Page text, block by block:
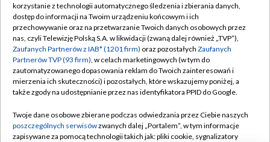
TVP
Abonament TVP
Emisja w TVP
Centrum informacji TVP
Naziemna Telewizja Cyfrowa
Rada Programowa
Regulamin TVP
Polityka prywatności
Moje zgody
Pomoc
Kontakt
korzystanie z technologii automatycznego śledzenia i zbierania danych,
dostęp do informacji na Twoim urządzeniu końcowym i ich
przechowywanie oraz na przetwarzanie Twoich danych osobowych przez
nas, czyli Telewizję Polską S.A. w likwidacji (zwaną dalej również „TVP”),
Zaufanych Partnerów z IAB* (1201 firm) oraz pozostałych Zaufanych
Partnerów TVP (93 firm), w celach marketingowych (w tym do
zautomatyzowanego dopasowania reklam do Twoich zainteresowań i
mierzenia ich skuteczności) i pozostałych, które wskazujemy poniżej, a
także zgody na udostępnianie przez nas identyfikatora PPID do Google.
Twoje dane osobowe zbierane podczas odwiedzania przez Ciebie naszych
poszczególnych serwisówzwanych dalej „Portalem”, w tym informacje
zapisywane za pomocą technologii takich jak: pliki cookie, sygnalizatory